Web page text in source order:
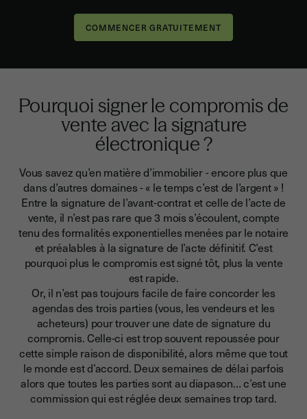
Pourquoi signer le compromis de
vente avec la signature
électronique ?
Vous savez qu’en matière d’immobilier - encore plus que
dans d’autres domaines - « le temps c’est de l’argent » !
Entre la signature de l’avant-contrat et celle de l’acte de
vente, il n’est pas rare que 3 mois s’écoulent, compte
tenu des formalités exponentielles menées par le notaire
et préalables à la signature de l’acte définitif. C’est
pourquoi plus le compromis est signé tôt, plus la vente
est rapide.
Or, il n’est pas toujours facile de faire concorder les
agendas des trois parties (vous, les vendeurs et les
acheteurs) pour trouver une date de signature du
compromis. Celle-ci est trop souvent repoussée pour
cette simple raison de disponibilité, alors même que tout
le monde est d’accord. Deux semaines de délai parfois
alors que toutes les parties sont au diapason… c’est une
commission qui est réglée deux semaines trop tard.